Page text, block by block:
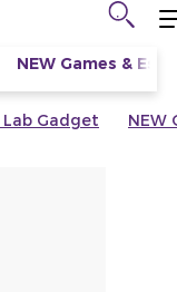
NEW Games &
Lab Gadget NEW